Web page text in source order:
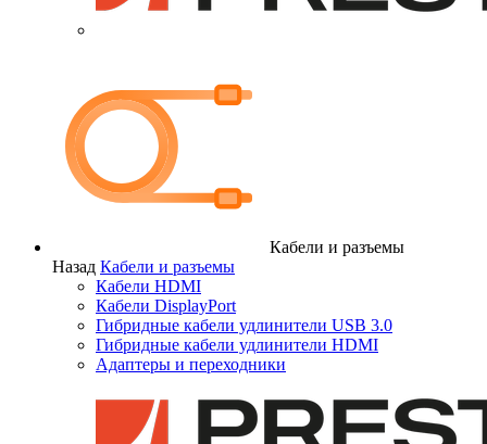
Кабели и разъемы
Назад Кабели и разъемы
Кабели HDMI
Кабели DisplayPort
Гибридные кабели удлинители USB 3.0
Гибридные кабели удлинители HDMI
Адаптеры и переходники